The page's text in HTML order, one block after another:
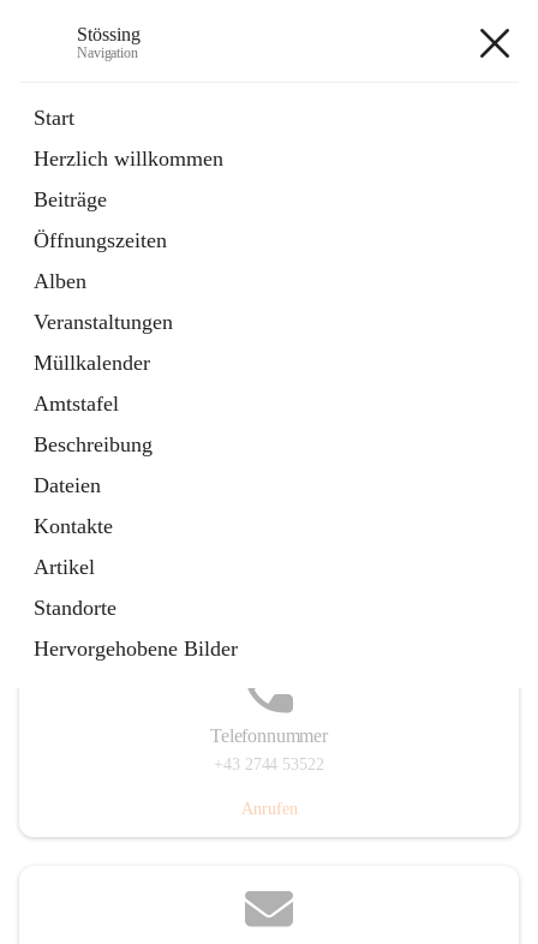
Stössing
Navigation
Start
Herzlich willkommen
Beiträge
Öffnungszeiten
Alben
Veranstaltungen
Müllkalender
Amtstafel
Beschreibung
Dateien
Kontakte
Artikel
Standorte
Hervorgehobene Bilder
Datei
in
Tab
Kindergarten
öffnet
in
neuem
Tab
Telefonnummer
+43 2744 53522
Anrufen